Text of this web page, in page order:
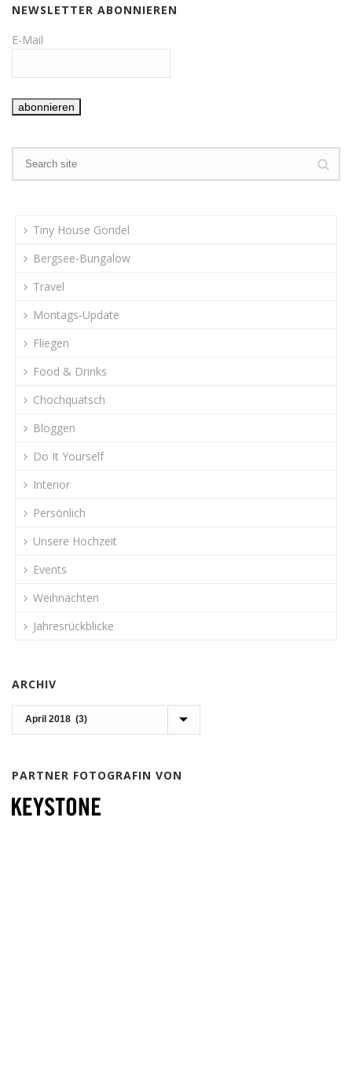
NEWSLETTER ABONNIEREN
E-Mail
Tiny House Gondel
Bergsee-Bungalow
Travel
Montags-Update
Fliegen
Food & Drinks
Chochquatsch
Bloggen
Do It Yourself
Interior
Persönlich
Unsere Hochzeit
Events
Weihnachten
Jahresrückblicke
ARCHIV
Archiv
PARTNER FOTOGRAFIN VON